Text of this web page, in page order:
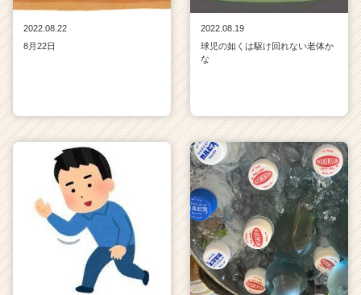
2022.08.22
8月22日
2022.08.19
球児の如くは駆け回れない老体か
な